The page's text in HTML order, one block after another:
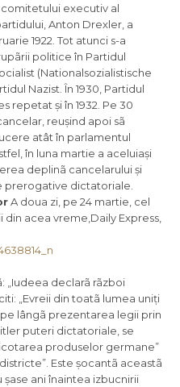
executiv al
Anton Drexler, a
1922. Tot atunci s-a
politice în Partidul
(Nationalsozialistische
Nazist. În 1930, Partidul
repetat și în 1932. Pe 30
reușind apoi sã
atât în parlamentul
în luna martie a aceluiași
deplinã cancelarului și
prerogative dictatoriale.
A doua zi, pe 24 martie, cel
din acea vreme, Daily Express
Iudeea declarã rãzboi
„ Evreii din toatã lumea uniți
lângã prezentarea legii prin
puteri dictatoriale, se
produselor germane”
”. Este șocantã aceastã
ani înaintea izbucnirii